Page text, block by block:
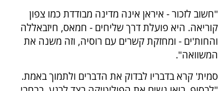
"חשוב לזכור - איראן אינה מדינה מבודדת כמו צפון
קוריאה. היא פועלת דרך שליחים - חמאס, חיזבאללה
והחות'ים - ומחזקת קשרים עם רוסיה, וזה משנה את
המשוואה".
סמית' קרא בדבריו לבדוק את הדברים ולתמוך באמת.